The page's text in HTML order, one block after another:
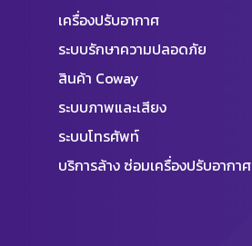
เครื่องปรับอากาศ
ระบบรักษาความปลอดภัย
สินค้า Coway
ระบบภาพและเสียง
ระบบโทรศัพท์
บริการล้าง ซ่อมเครื่องปรับอากาศ